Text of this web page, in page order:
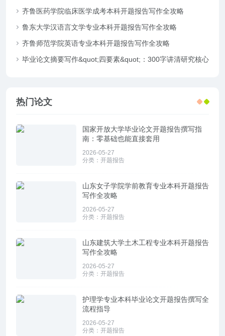
题报告模板
齐鲁医药学院临床医学成考本科开题报告写作全攻略
鲁东大学汉语言文学专业本科开题报告写作全攻略
齐鲁师范学院英语专业本科开题报告写作全攻略
毕业论文摘要写作&quot;四要素&quot;：300字讲清研究核心
热门论文
国家开放大学毕业论文开题报告撰写指
南：零基础也能直接套用
2026-05-27
分类： 开题报告
山东女子学院学前教育专业本科开题报告
写作全攻略
2026-05-27
分类： 开题报告
山东建筑大学土木工程专业本科开题报告
写作全攻略
2026-05-27
分类： 开题报告
护理学专业本科毕业论文开题报告撰写全
流程指导
2026-05-27
分类： 开题报告